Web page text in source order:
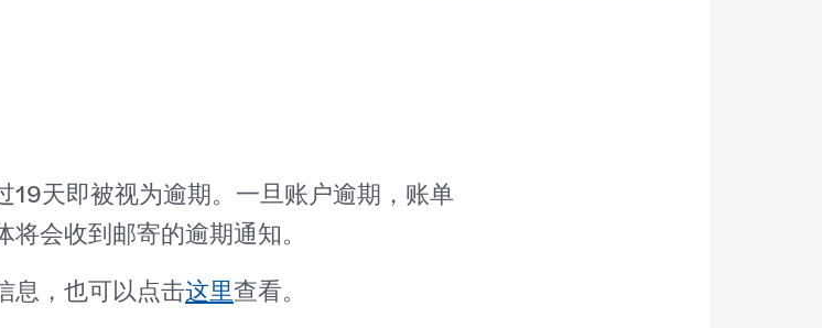
19天即被视为逾期。一旦账户逾期，账单
会收到邮寄的逾期通知。
息，也可以点击这里查看。